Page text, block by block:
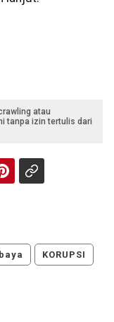
atau
tanpa izin tertulis dari
KORUPSI